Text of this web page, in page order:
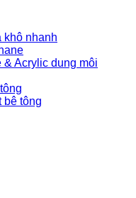
khô nhanh
Acrylic dung môi
bê tông